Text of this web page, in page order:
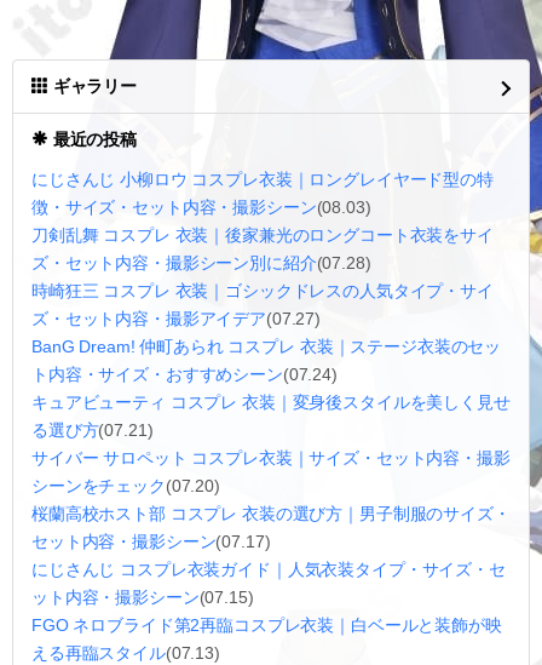
ギャラリー
最近の投稿
にじさんじ 小柳ロウ コスプレ衣装｜ロングレイヤード型の特
徴・サイズ・セット内容・撮影シーン(08.03)
刀剣乱舞 コスプレ 衣装｜後家兼光のロングコート衣装をサイ
ズ・セット内容・撮影シーン別に紹介(07.28)
時崎狂三 コスプレ 衣装｜ゴシックドレスの人気タイプ・サイ
ズ・セット内容・撮影アイデア(07.27)
BanG Dream! 仲町あられ コスプレ 衣装｜ステージ衣装のセッ
ト内容・サイズ・おすすめシーン(07.24)
キュアビューティ コスプレ 衣装｜変身後スタイルを美しく見せ
る選び方(07.21)
サイバー サロペット コスプレ衣装｜サイズ・セット内容・撮影
シーンをチェック(07.20)
桜蘭高校ホスト部 コスプレ 衣装の選び方｜男子制服のサイズ・
セット内容・撮影シーン(07.17)
にじさんじ コスプレ衣装ガイド｜人気衣装タイプ・サイズ・セ
ット内容・撮影シーン(07.15)
FGO ネロブライド第2再臨コスプレ衣装｜白ベールと装飾が映
える再臨スタイル(07.13)